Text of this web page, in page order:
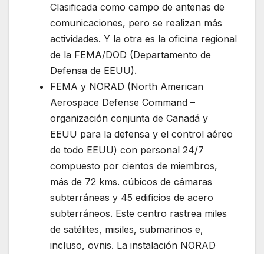
Clasificada como campo de antenas de
comunicaciones, pero se realizan más
actividades. Y la otra es la oficina regional
de la FEMA/DOD (Departamento de
Defensa de EEUU).
FEMA y NORAD (North American
Aerospace Defense Command –
organización conjunta de Canadá y
EEUU para la defensa y el control aéreo
de todo EEUU) con personal 24/7
compuesto por cientos de miembros,
más de 72 kms. cúbicos de cámaras
subterráneas y 45 edificios de acero
subterráneos. Este centro rastrea miles
de satélites, misiles, submarinos e,
incluso, ovnis. La instalación NORAD